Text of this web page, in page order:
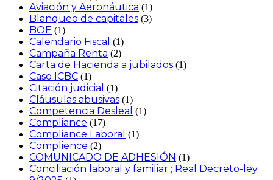
Aviación y Aeronáutica (1)
Blanqueo de capitales (3)
BOE (1)
Calendario Fiscal (1)
Campaña Renta (2)
Carta de Hacienda a jubilados (1)
Caso ICBC (1)
Citación judicial (1)
Cláusulas abusivas (1)
Competencia Desleal (1)
Compliance (17)
Compliance Laboral (1)
Complience (2)
COMUNICADO DE ADHESIÓN (1)
Conciliación laboral y familiar ; Real Decreto-ley